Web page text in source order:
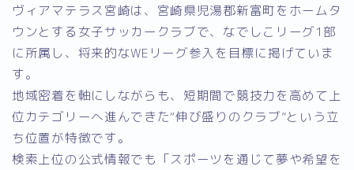
ヴィアマテラス宮崎は、宮崎県児湯郡新富町をホームタ
ウンとする女子サッカークラブで、なでしこリーグ1部
に所属し、将来的なWEリーグ参入を目標に掲げていま
す。
地域密着を軸にしながらも、短期間で競技力を高めて上
位カテゴリーへ進んできた“伸び盛りのクラブ”という立
ち位置が特徴です。
検索上位の公式情報でも「スポーツを通じて夢や希望を